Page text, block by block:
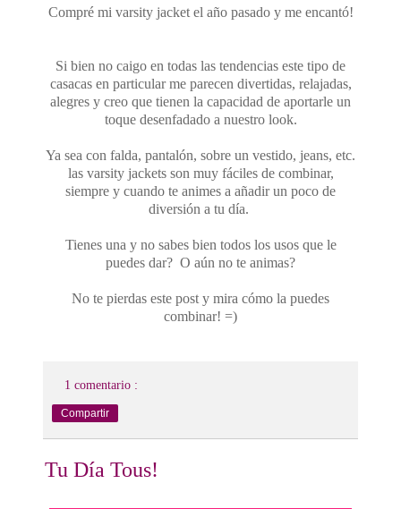
Compré mi varsity jacket el año pasado y me encantó!
Si bien no caigo en todas las tendencias este tipo de
casacas en particular me parecen divertidas, relajadas,
alegres y creo que tienen la capacidad de aportarle un
toque desenfadado a nuestro look.
Ya sea con falda, pantalón, sobre un vestido, jeans, etc.
las varsity jackets son muy fáciles de combinar,
siempre y cuando te animes a añadir un poco de
diversión a tu día.
Tienes una y no sabes bien todos los usos que le
puedes dar? O aún no te animas?
No te pierdas este post y mira cómo la puedes
combinar! =)
1 comentario :
Compartir
Tu Día Tous!